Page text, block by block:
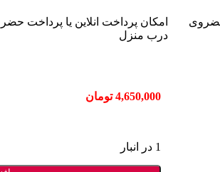
حضروی
امکان پرداخت انلاین یا پرداخت
درب منزل
4,650,000 تومان
1 در انبار